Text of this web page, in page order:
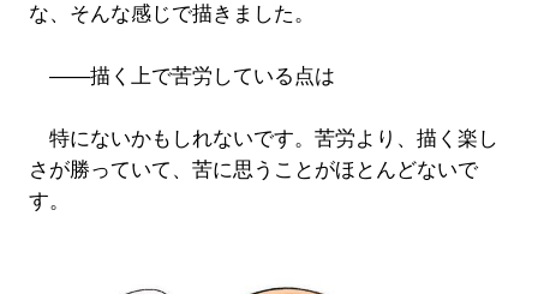
な、そんな感じで描きました。
――描く上で苦労している点は
特にないかもしれないです。苦労より、描く楽し
さが勝っていて、苦に思うことがほとんどないで
す。